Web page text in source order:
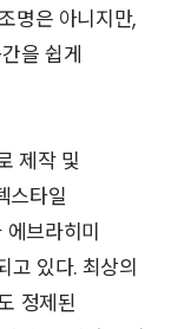
명은 아니지만,
을 쉽게
제작 및
스타일
브라히미
있다. 최상의
정제된